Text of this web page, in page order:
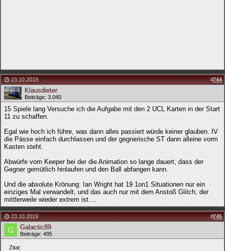
23.10.2019 #744
Klausdieter
Beiträge: 3.040
15 Spiele lang Versuche ich die Aufgabe mit den 2 UCL Karten in der Start
11 zu schaffen.
Egal wie hoch ich führe, was dann alles passiert würde keiner glauben. IV
die Pässe einfach durchlassen und der gegnerische ST dann alleine vorm
Kasten steht.
Abwürfe vom Keeper bei der die Animation so lange dauert, dass der
Gegner gemütlich hinlaufen und den Ball abfangen kann.
Und die absolute Krönung: Ian Wright hat 19 1on1 Situationen nur ein
einziges Mal verwandelt, und das auch nur mit dem Anstoß Glitch, der
mittlerweile wieder extrem ist....
23.10.2019 #745
Galactic89
Beiträge: 495
Zitat: